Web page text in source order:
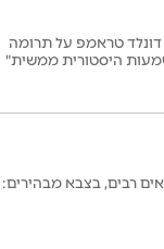
דונלד טראמפ על תרומה
היסטורית ממשית"
רבים, בצבא מבהירים: